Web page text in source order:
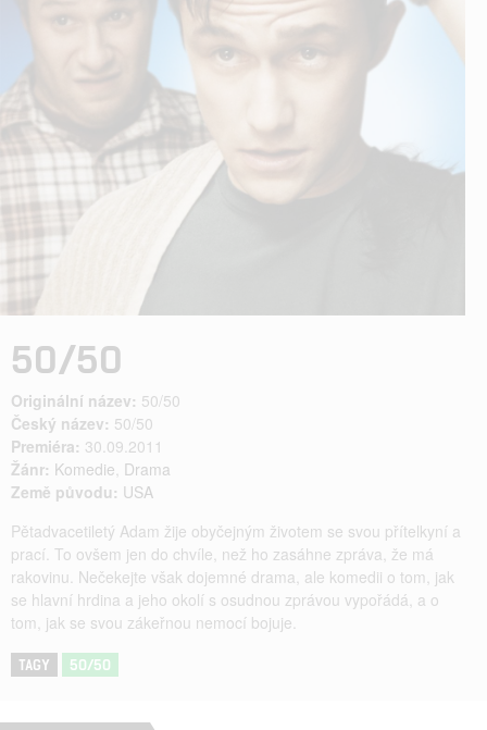
50/50
Originální název: 50/50
Český název: 50/50
Premiéra: 30.09.2011
Žánr: Komedie, Drama
Země původu: USA
Pětadvacetiletý Adam žije obyčejným životem se svou přítelkyní a
prací. To ovšem jen do chvíle, než ho zasáhne zpráva, že má
rakovinu. Nečekejte však dojemné drama, ale komedii o tom, jak
se hlavní hrdina a jeho okolí s osudnou zprávou vypořádá, a o
tom, jak se svou zákeřnou nemocí bojuje.
TAGY 50/50